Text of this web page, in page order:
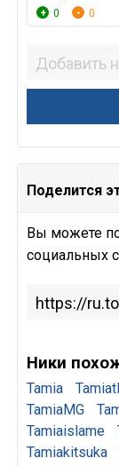
0 0
Поделится
Вы можете
социальных
Ники
Tamia
TamiaMG
Tamiaislame
Tamiakitsuka